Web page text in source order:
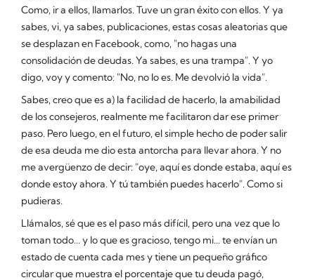
Como, ir a ellos, llamarlos. Tuve un gran éxito con ellos. Y ya
sabes, vi, ya sabes, publicaciones, estas cosas aleatorias que
se desplazan en Facebook, como, "no hagas una
consolidación de deudas. Ya sabes, es una trampa". Y yo
digo, voy y comento: "No, no lo es. Me devolvió la vida".
Sabes, creo que es a) la facilidad de hacerlo, la amabilidad
de los consejeros, realmente me facilitaron dar ese primer
paso. Pero luego, en el futuro, el simple hecho de poder salir
de esa deuda me dio esta antorcha para llevar ahora. Y no
me avergüenzo de decir: "oye, aquí es donde estaba, aquí es
donde estoy ahora. Y tú también puedes hacerlo". Como si
pudieras.
Llámalos, sé que es el paso más difícil, pero una vez que lo
toman todo... y lo que es gracioso, tengo mi... te envían un
estado de cuenta cada mes y tiene un pequeño gráfico
circular que muestra el porcentaje que tu deuda pagó,